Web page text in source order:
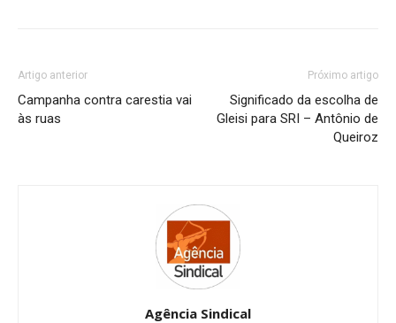
Artigo anterior
Campanha contra carestia vai
às ruas
Próximo artigo
Significado da escolha de
Gleisi para SRI – Antônio de
Queiroz
Agência Sindical